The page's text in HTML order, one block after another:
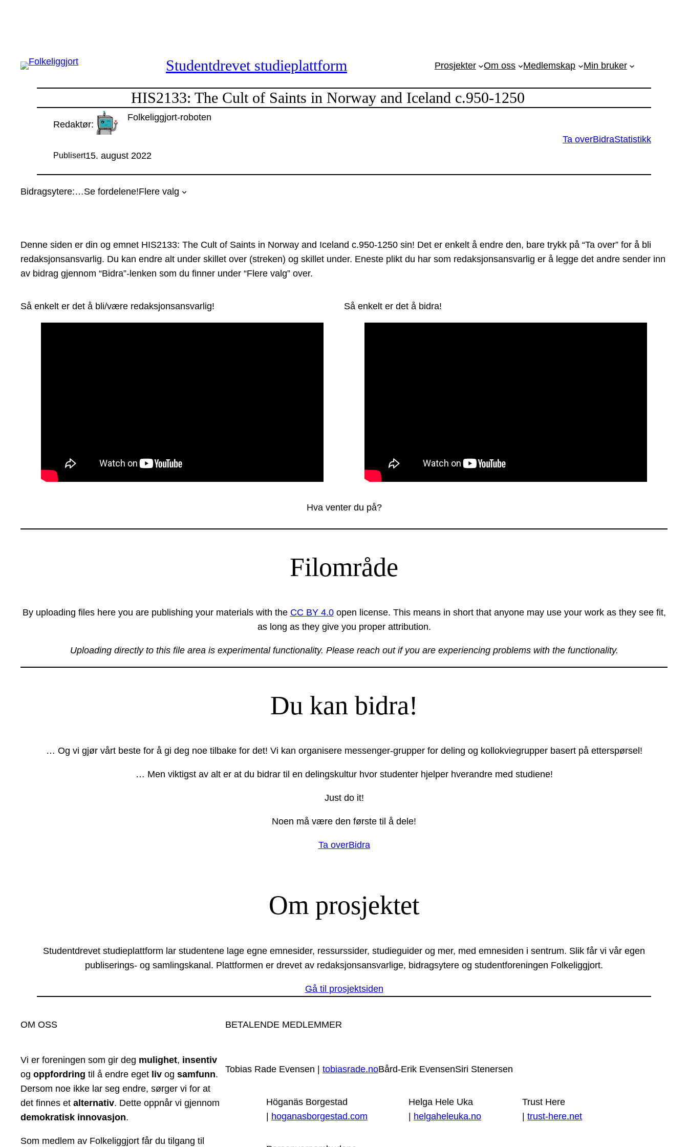
Studentdrevet studieplattform Prosjekter Om oss Medlemskap Min bruker
HIS2133: The Cult of Saints in Norway and Iceland c.950-1250
Redaktør:
Folkeliggjort-roboten
Publisert15. august 2022
Ta overBidraStatistikk
Bidragsytere:…Se fordelene!Flere valg
Denne siden er din og emnet HIS2133: The Cult of Saints in Norway and Iceland c.950-1250 sin! Det er enkelt å endre den, bare trykk på “Ta over” for å bli
redaksjonsansvarlig. Du kan endre alt under skillet over (streken) og skillet under. Eneste plikt du har som redaksjonsansvarlig er å legge det andre sender inn
av bidrag gjennom “Bidra”-lenken som du finner under “Flere valg” over.
Så enkelt er det å bli/være redaksjonsansvarlig! Så enkelt er det å bidra!
Hva venter du på?
Filområde
By uploading files here you are publishing your materials with the CC BY 4.0open license. This means in short that anyone may use your work as they see fit,
as long as they give you proper attribution.
Uploading directly to this file area is experimental functionality. Please reach out if you are experiencing problems with the functionality.
Du kan bidra!
… Og vi gjør vårt beste for å gi deg noe tilbake for det! Vi kan organisere messenger-grupper for deling og kollokviegrupper basert på etterspørsel!
… Men viktigst av alt er at du bidrar til en delingskultur hvor studenter hjelper hverandre med studiene!
Just do it!
Noen må være den første til å dele!
Ta overBidra
Om prosjektet
Studentdrevet studieplattform lar studentene lage egne emnesider, ressurssider, studieguider og mer, med emnesiden i sentrum. Slik får vi vår egen
publiserings- og samlingskanal. Plattformen er drevet av redaksjonsansvarlige, bidragsytere og studentforeningen Folkeliggjort.
Gå til prosjektsiden
OM OSS
Vi er foreningen som gir deg mulighet, insentiv
og oppfordring til å endre eget liv og samfunn.
Dersom noe ikke lar seg endre, sørger vi for at
det finnes et alternativ. Dette oppnår vi gjennom
demokratisk innovasjon.
Som medlem av Folkeliggjort får du tilgang til
BETALENDE MEDLEMMER
Tobias Rade Evensen | tobiasrade.noBård-Erik EvensenSiri Stenersen
Höganäs Borgestad
| hoganasborgestad.com
Helga Hele Uka
| helgaheleuka.no
Trust Here
| trust-here.net